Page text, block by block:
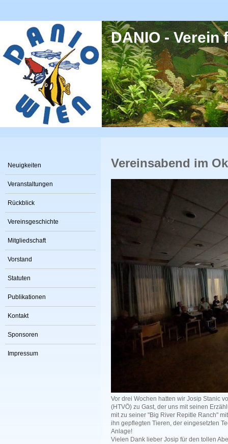
DANIO -
Neuigkeiten
Veranstaltungen
Rückblick
Vereinsgeschichte
Mitgliedschaft
Vorstand
Statuten
Publikationen
Kontakt
Sponsoren
Impressum
Vereinsabend im
Vor drei Wochen hatten wir Josip Stanic
(HTVÖ) zu Gast, der uns mit seinen
mit zu seiner "Big River Repitle Ranch"
ihn gepflegten Tieren, der eingesetzten
Anlage!
Vielen Dank lieber Josip für den tollen